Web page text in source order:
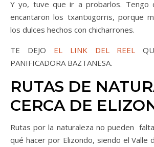
Y yo, tuve que ir a probarlos. Tengo
encantaron los txantxigorris, porque
los dulces hechos con chicharrones.
TE DEJO EL LINK DEL REEL
PANIFICADORA BAZTANESA.
RUTAS DE
CERCA DE
Rutas por la naturaleza no pueden
qué hacer por Elizondo, siendo el Valle